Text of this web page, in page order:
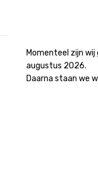
Momenteel zijn
augustus 2026.
Daarna staan we